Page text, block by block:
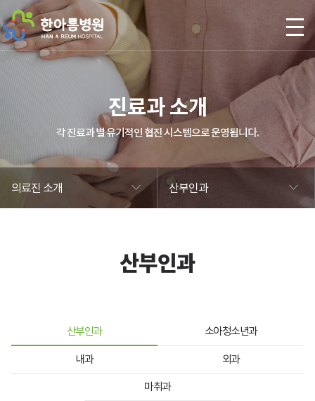
본문 바로가기
진료과 소개
각 진료과 별 유기적인 협진 시스템으로 운영됩니다.
의료진 소개 산부인과
산부인과
산부인과 소아청소년과
내과 외과
마취과